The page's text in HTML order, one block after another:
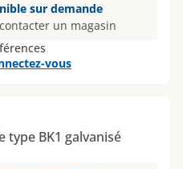
sur demande
un magasin
vous
type BK1 galvanisé